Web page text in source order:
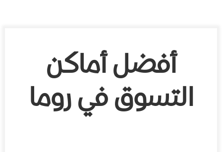
أفضل أماكن
التسوق في روما